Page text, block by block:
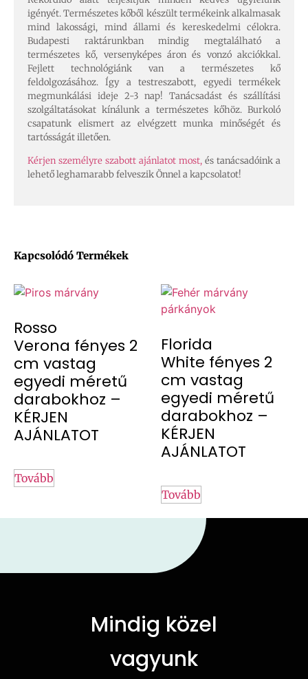
Kapcsolódó Termékek
Rosso
Verona fényes 2
cm vastag
egyedi méretű
darabokhoz –
KÉRJEN
AJÁNLATOT
Tovább
Florida
White fényes 2
cm vastag
egyedi méretű
darabokhoz –
KÉRJEN
AJÁNLATOT
Tovább
igényét. Természetes kőből készült termékeink alkalmasak
mind lakossági, mind állami és kereskedelmi célokra.
Budapesti raktárunkban mindig megtalálható a
természetes kő, versenyképes áron és vonzó akciókkal.
Fejlett technológiánk van a természetes kő
feldolgozásához. Így a testreszabott, egyedi termékek
megmunkálási ideje 2-3 nap! Tanácsadást és szállítási
szolgáltatásokat kínálunk a természetes kőhöz. Burkoló
csapatunk elismert az elvégzett munka minőségét és
tartósságát illetően.
Kérjen személyre szabott ajánlatot most, és tanácsadóink a
lehető leghamarabb felveszik Önnel a kapcsolatot!
Mindig közel
vagyunk